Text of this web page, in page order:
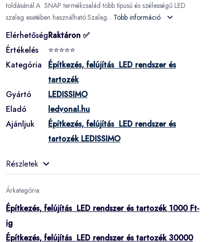
toldásánál.A SNAP termékcsalád több típusú és szélességű LED
szalag esetében használható:Szalag... Több információ
ElérhetőségRaktáron ✅
Értékelés
⭐⭐⭐⭐⭐
Kategória
Építkezés, felújítás LED rendszer és
tartozék
Gyártó
LEDISSIMO
Eladó
ledvonal.hu
Ajánljuk
Építkezés, felújítás LED rendszer és
tartozék LEDISSIMO
Részletek
Árkategória:
Építkezés, felújítás LED rendszer és tartozék 1000 Ft-
ig
Építkezés, felújítás LED rendszer és tartozék 30000